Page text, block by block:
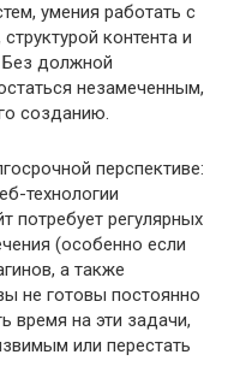
умения работать с
контента и
Без должной
незамеченным,
созданию.
перспективе:
технологии
потребует регулярных
(особенно если
а также
не готовы постоянно
время на эти задачи,
или перестать